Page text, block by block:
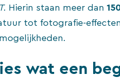
. Hierin staan meer dan
tot fotografie-
wat een